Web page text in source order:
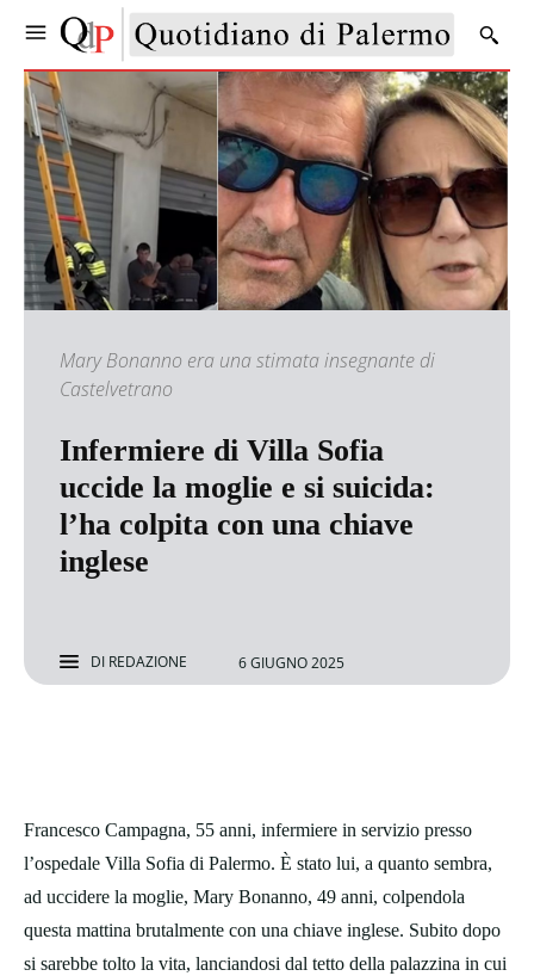
Mary Bonanno era una stimata insegnante di
Castelvetrano
Infermiere di Villa Sofia
uccide la moglie e si suicida:
l’ha colpita con una chiave
inglese
DI REDAZIONE 6 GIUGNO 2025
Francesco Campagna, 55 anni, infermiere in servizio presso
l’ospedale Villa Sofia di Palermo. È stato lui, a quanto sembra,
ad uccidere la moglie, Mary Bonanno, 49 anni, colpendola
questa mattina brutalmente con una chiave inglese. Subito dopo
si sarebbe tolto la vita, lanciandosi dal tetto della palazzina in cui